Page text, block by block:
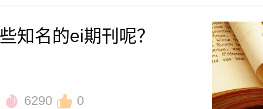
知名的ei期刊呢？
6290 0